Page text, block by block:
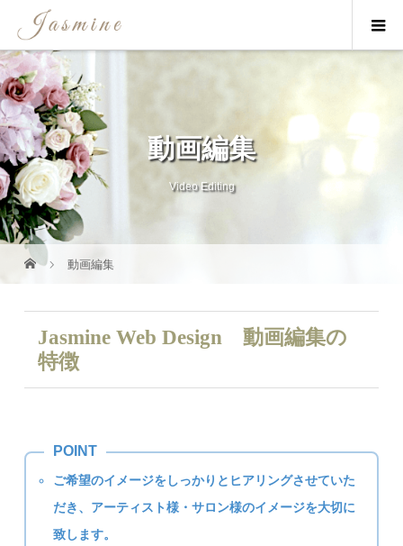
動画編集
Video Editing
動画編集
Jasmine Web Design 動画編集の
特徴
ご希望のイメージをしっかりとヒアリングさせていた
だき、アーティスト様・サロン様のイメージを大切に
致します。